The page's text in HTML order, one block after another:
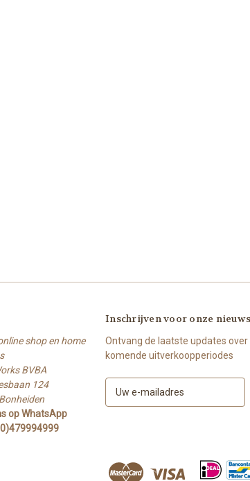
shop en home
BVBA
124
op WhatsApp
Inschrijven voor onze
Ontvang de laatste updates
komende uitverkoopperiodes
a